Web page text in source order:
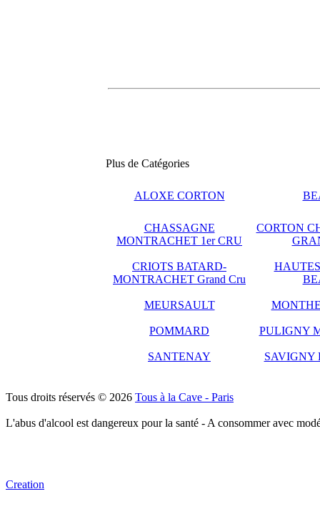
Plus de Catégories
ALOXE CORTON
CHASSAGNE
MONTRACHET 1er CRU
CORTON
CRIOTS BATARD-
MONTRACHET Grand Cru
MEURSAULT
POMMARD PULIGNY
SANTENAY SAVIGNY
Tous droits réservés © 2026 Tous à la Cave - Paris
L'abus d'alcool est dangereux pour la santé - A consommer avec
Creation